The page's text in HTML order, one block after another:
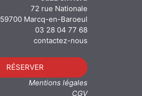
72 rue Nationale
59700 Marcq-en-Baroeul
03 28 04 77 68
contactez-nous
RÉSERVER
Mentions légales
CGV